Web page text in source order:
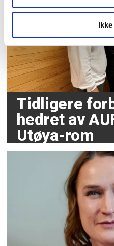
Tidligere
hedret av
Utøya-rom